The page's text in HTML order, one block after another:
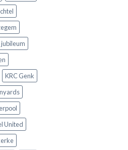
jubileum
KRC Genk
United